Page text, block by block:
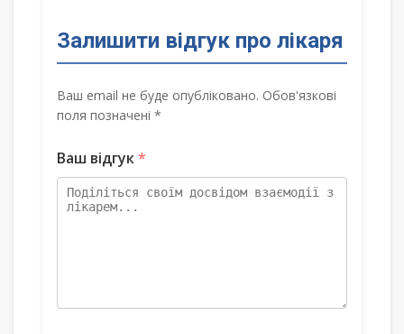
Залишити відгук про лікаря
Ваш email не буде опубліковано. Обов'язкові
поля позначені *
Ваш відгук*